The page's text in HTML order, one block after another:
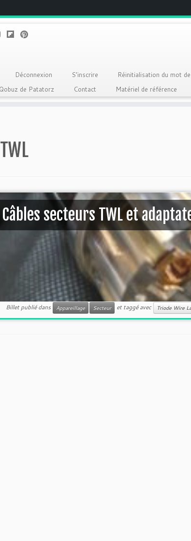
Déconnexion S’inscrire Réinitialisation du mot
de Patatorz
Contact Matériel de référence
TWL
Câbles secteurs TWL et
Billet publié dans Appareillage Secteur et taggé avec Triode Wire